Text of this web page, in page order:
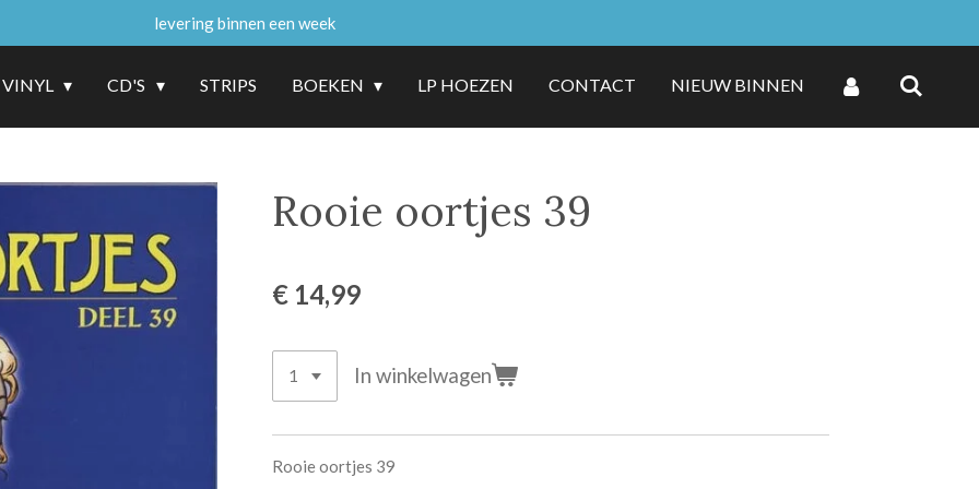
levering binnen een week
VINYL CD'S STRIPS BOEKEN LP HOEZEN CONTACT NIEUW BINNEN
Rooie oortjes 39
€ 14,99
In winkelwagen
Rooie oortjes 39